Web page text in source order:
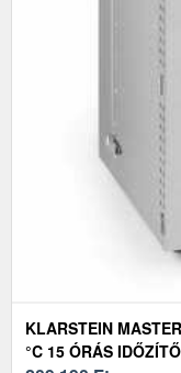
KLARSTEIN
°C 15 ÓRÁS